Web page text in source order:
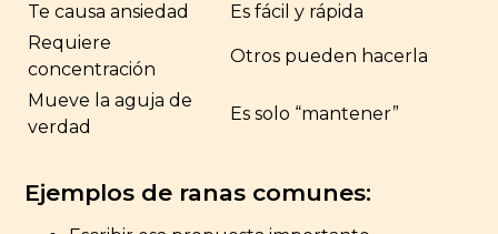
Te causa ansiedad
Es fácil y rápida
Requiere
concentración
Otros pueden hacerla
Mueve la aguja de
verdad
Es solo “mantener”
Ejemplos de ranas comunes: